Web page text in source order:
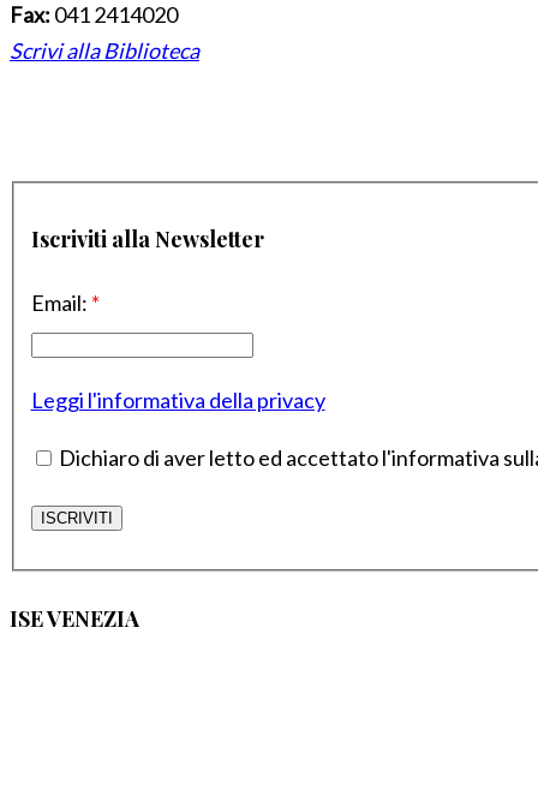
Fax: 041 2414020
Scrivi alla Biblioteca
Iscriviti alla Newsletter
Email: *
Leggi l'informativa della privacy
Dichiaro di aver letto ed accettato l'informativa
ISE VENEZIA